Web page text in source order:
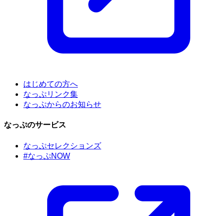
はじめての方へ
なっぷリンク集
なっぷからのお知らせ
なっぷのサービス
なっぷセレクションズ
#なっぷNOW